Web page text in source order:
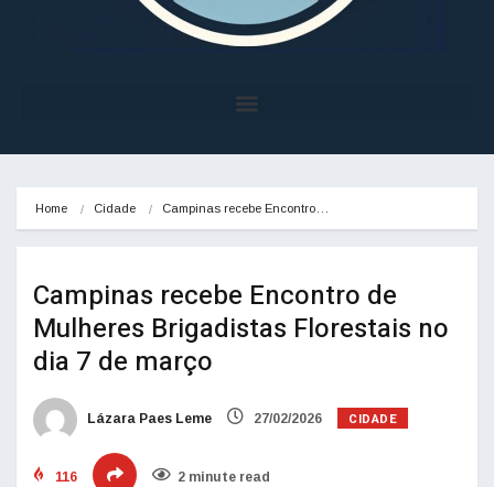
Home Cidade Campinas recebe Encontro…
Campinas recebe Encontro de
Mulheres Brigadistas Florestais no
dia 7 de março
Lázara Paes Leme 27/02/2026 CIDADE
116 2 minute read